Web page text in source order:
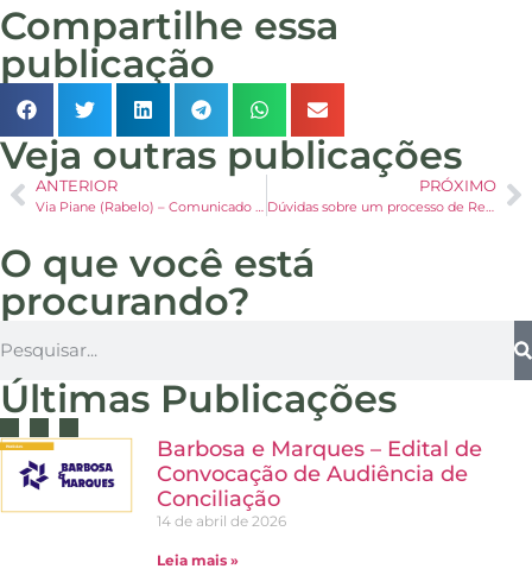
Compartilhe essa
publicação
Veja outras publicações
ANTERIOR
Via Piane (Rabelo) – Comunicado aos credores
PRÓXIMO
Dúvidas sobre um processo de Recuperação Judicial
O que você está
procurando?
Últimas Publicações
Barbosa e Marques – Edital de
Convocação de Audiência de
Conciliação
14 de abril de 2026
Leia mais »